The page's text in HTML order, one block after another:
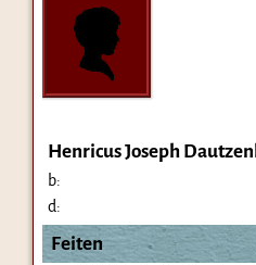
Henricus Joseph
b:
d:
Feiten